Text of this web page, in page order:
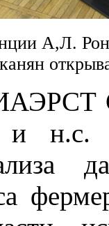
А,Л.
и н.с.